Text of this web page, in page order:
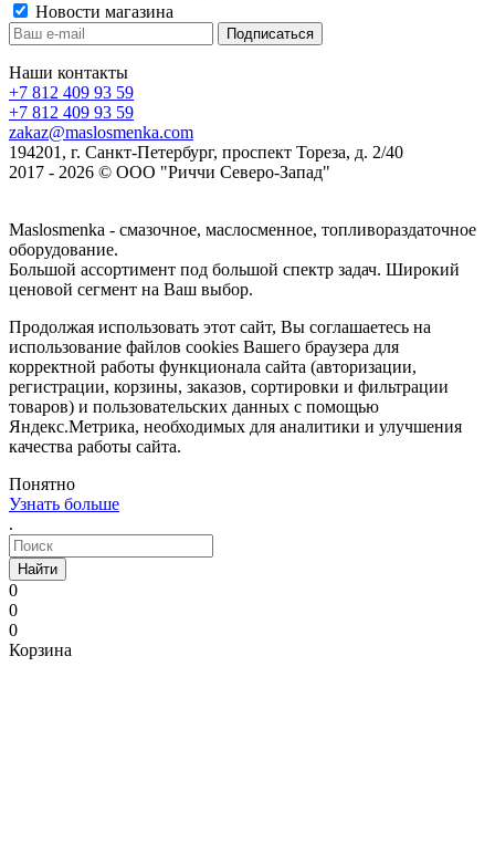
Новости магазина
Наши контакты
+7 812 409 93 59
+7 812 409 93 59
zakaz@maslosmenka.com
194201, г. Санкт-Петербург, проспект Тореза, д. 2/40
2017 - 2026 © ООО "Риччи Северо-Запад"
Maslosmenka - смазочное, маслосменное, топливораздаточное
оборудование.
Большой ассортимент под большой спектр задач. Широкий
ценовой сегмент на Ваш выбор.
Продолжая использовать этот сайт, Вы соглашаетесь на
использование файлов cookies Вашего браузера для
корректной работы функционала сайта (авторизации,
регистрации, корзины, заказов, сортировки и фильтрации
товаров) и пользовательских данных с помощью
Яндекс.Метрика, необходимых для аналитики и улучшения
качества работы сайта.
Понятно
Узнать больше
.
Найти
0
0
0
Корзина